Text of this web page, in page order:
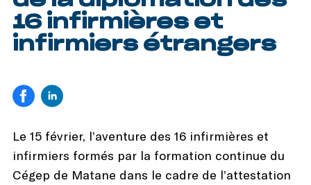
16 infirmières et
infirmiers étrangers
Le 15 février, l’aventure des 16 infirmières et
infirmiers formés par la formation continue du
Cégep de Matane dans le cadre de l’attestation